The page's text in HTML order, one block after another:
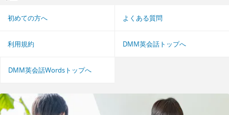
初めての方へ よくある質問
利用規約 DMM英会話トップへ
DMM英会話Wordsトップへ